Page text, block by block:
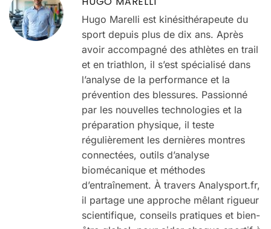
Hugo Marelli est kinésithérapeute du
sport depuis plus de dix ans. Après
avoir accompagné des athlètes en trail
et en triathlon, il s’est spécialisé dans
l’analyse de la performance et la
prévention des blessures. Passionné
par les nouvelles technologies et la
préparation physique, il teste
régulièrement les dernières montres
connectées, outils d’analyse
biomécanique et méthodes
d’entraînement. À travers Analysport.fr,
il partage une approche mêlant rigueur
scientifique, conseils pratiques et bien-